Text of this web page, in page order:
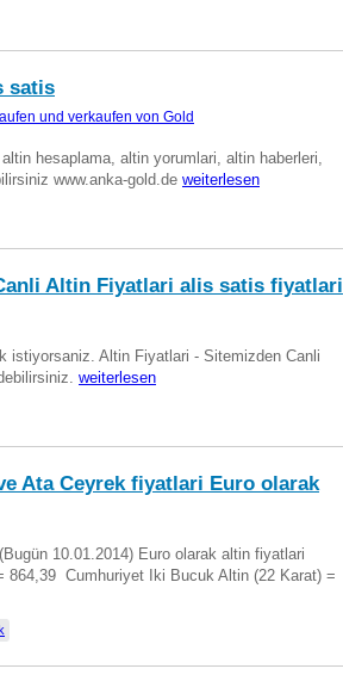
satis
und verkaufen von Gold
hesaplama, altin yorumlari, altin haberleri,
www.anka-gold.de weiterlesen
Altin Fiyatlari alis satis fiyatlari
istiyorsaniz. Altin Fiyatlari - Sitemizden Canli
weiterlesen
Ata Ceyrek fiyatlari Euro olarak
10.01.2014) Euro olarak altin fiyatlari
 Cumhuriyet Iki Bucuk Altin (22 Karat) =